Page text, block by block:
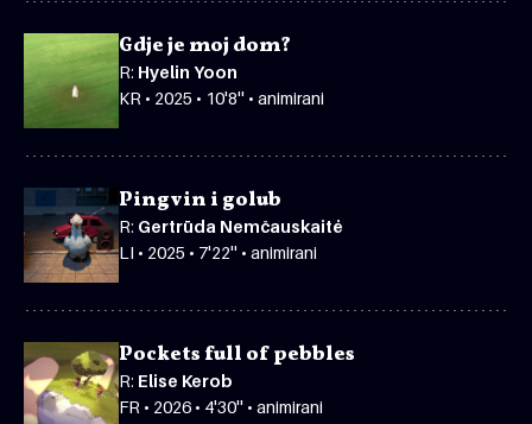
Gdje je moj dom?
R: Hyelin Yoon
KR • 2025 • 10'8'' • animirani
Pingvin i golub
R: Gertrūda Nemčauskaitė
LI • 2025 • 7'22'' • animirani
Pockets full of pebbles
R: Elise Kerob
FR • 2026 • 4'30'' • animirani